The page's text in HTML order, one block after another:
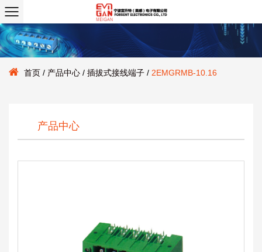
首页 / 产品中心 / 插拔式接线端子 / 2EMGRMB-10.16
产品中心